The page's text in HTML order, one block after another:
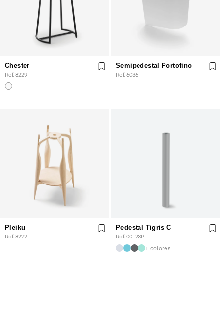
Chester
Ref. 8229
Semipedestal Portofino
Ref. 6036
Pleiku
Ref. 8272
Pedestal Tigris C
Ref. 00123P
+ colores